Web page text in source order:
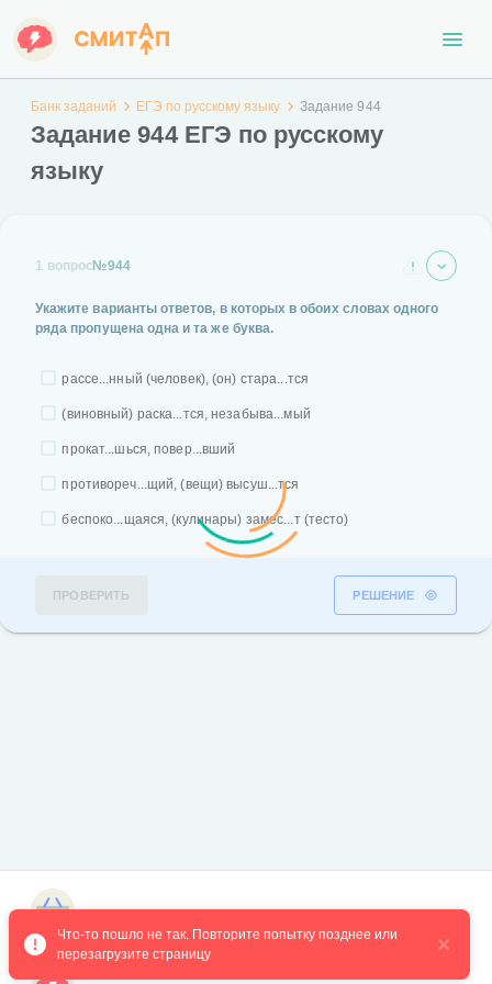
Банк заданий ЕГЭ по русскому языку Задание 944
Задание 944 ЕГЭ по русскому
языку
1 вопрос№944
Укажите варианты ответов, в которых в обоих словах одного
ряда пропущена одна и та же буква.
рассе...нный (человек), (он) стара...тся
(виновный) раска...тся, незабыва...мый
прокат...шься, повер...вший
противореч...щий, (вещи) высуш...тся
беспоко...щаяся, (кулинары) замес...т (тесто)
ПРОВЕРИТЬ РЕШЕНИЕ
Что-то пошло не так. Повторите попытку позднее или
перезагрузите страницу